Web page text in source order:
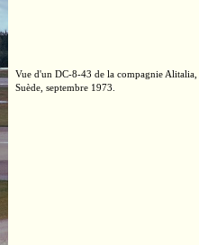
Vue d'un DC-8-43 de la compagnie Alitalia,
Suède, septembre 1973.